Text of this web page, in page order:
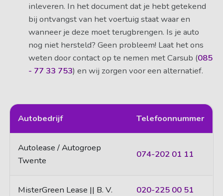
inleveren. In het document dat je hebt getekend
bij ontvangst van het voertuig staat waar en
wanneer je deze moet terugbrengen. Is je auto
nog niet hersteld? Geen probleem! Laat het ons
weten door contact op te nemen met Carsub (085
- 77 33 753) en wij zorgen voor een alternatief.
Autobedrijf Telefoonnummer
Autolease / Autogroep
Twente
074-202 01 11
MisterGreen Lease || B. V. 020-225 00 51